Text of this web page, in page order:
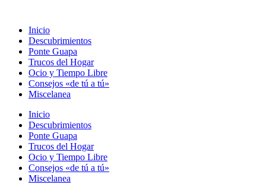
contenido
Inicio
Descubrimientos
Ponte Guapa
Trucos del Hogar
Ocio y Tiempo Libre
Consejos «de tú a tú»
Miscelanea
Inicio
Descubrimientos
Ponte Guapa
Trucos del Hogar
Ocio y Tiempo Libre
Consejos «de tú a tú»
Miscelanea